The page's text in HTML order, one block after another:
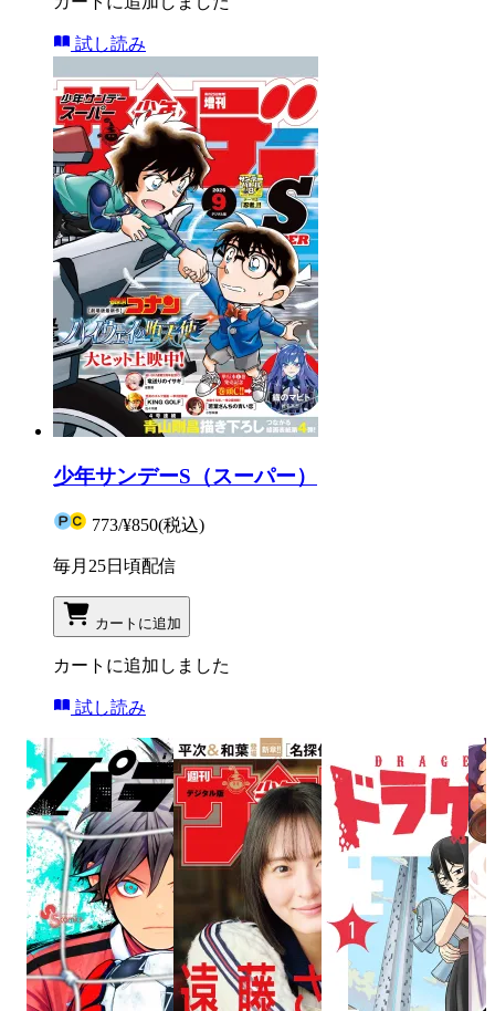
試し読み
少年サンデーS（スーパー）
773/¥850(税込)
毎月25日頃配信
カートに追加
カートに追加しました
試し読み